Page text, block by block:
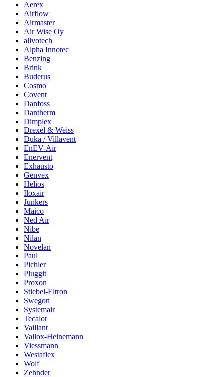
Aerex
Airflow
Airmaster
Air Wise Oy
allvotech
Alpha Innotec
Benzing
Brink
Buderus
Cosmo
Covent
Danfoss
Dantherm
Dimplex
Drexel & Weiss
Duka / Villavent
EnEV-Air
Enervent
Exhausto
Genvex
Helios
Iloxair
Junkers
Maico
Ned Air
Nibe
Nilan
Novelan
Paul
Pichler
Pluggit
Proxon
Stiebel-Eltron
Swegon
Systemair
Tecalor
Vaillant
Vallox-Heinemann
Viessmann
Westaflex
Wolf
Zehnder